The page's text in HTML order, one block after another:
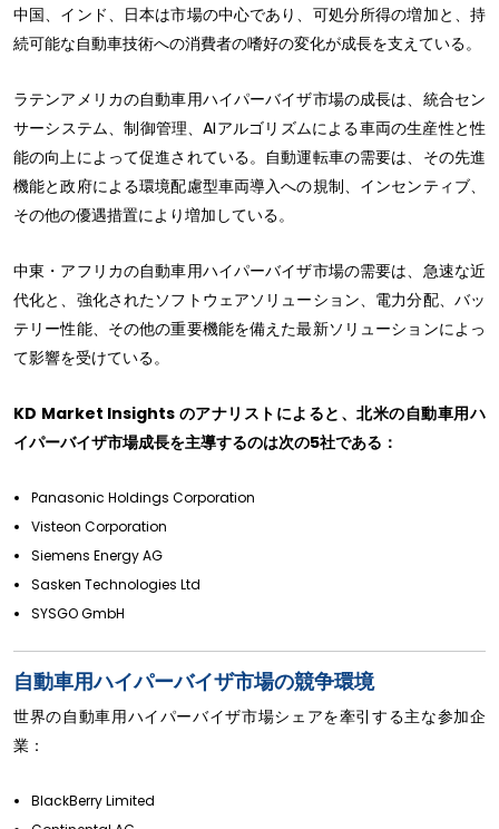
中国、インド、日本は市場の中心であり、可処分所得の増加と、持
続可能な自動車技術への消費者の嗜好の変化が成長を支えている。
ラテンアメリカの自動車用ハイパーバイザ市場の成長は、統合セン
サーシステム、制御管理、AIアルゴリズムによる車両の生産性と性
能の向上によって促進されている。自動運転車の需要は、その先進
機能と政府による環境配慮型車両導入への規制、インセンティブ、
その他の優遇措置により増加している。
中東・アフリカの自動車用ハイパーバイザ市場の需要は、急速な近
代化と、強化されたソフトウェアソリューション、電力分配、バッ
テリー性能、その他の重要機能を備えた最新ソリューションによっ
て影響を受けている。
KD Market Insights のアナリストによると、北米の自動車用ハ
イパーバイザ市場成長を主導するのは次の5社である：
Panasonic Holdings Corporation
Visteon Corporation
Siemens Energy AG
Sasken Technologies Ltd
SYSGO GmbH
自動車用ハイパーバイザ市場の競争環境
世界の自動車用ハイパーバイザ市場シェアを牽引する主な参加企
業：
BlackBerry Limited